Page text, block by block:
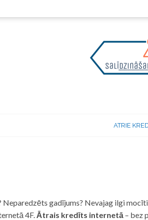
ATRIE
gadījums? Nevajag ilgi
4F. Ātrais kredīts internetā – bez